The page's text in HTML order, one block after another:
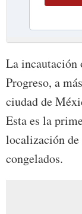
La incautación
Progreso, a
ciudad de
Esta es la
localización
congelados.